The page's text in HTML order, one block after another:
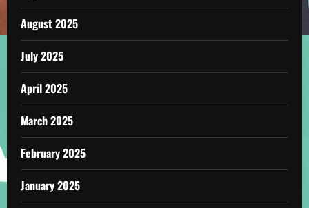
August 2025
July 2025
April 2025
March 2025
February 2025
January 2025